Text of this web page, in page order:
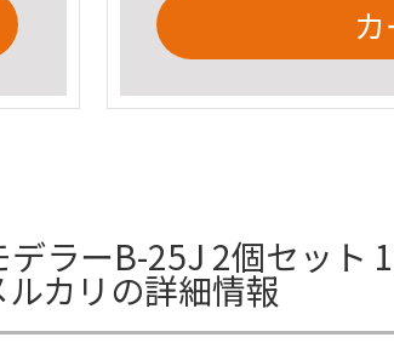
ラーB-25J 2個セット
カリの詳細情報